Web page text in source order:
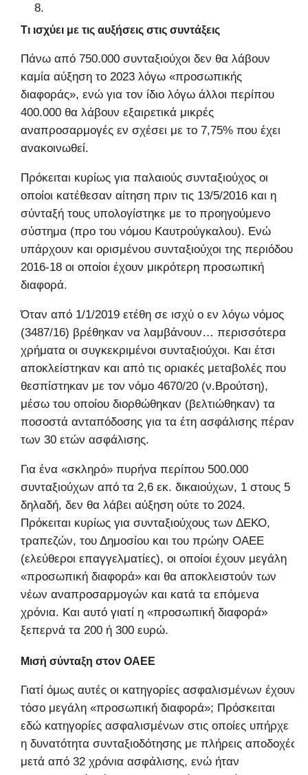
8.
Τι ισχύει με τις αυξήσεις στις συντάξεις
Πάνω από 750.000 συνταξιούχοι δεν θα λάβουν
καμία αύξηση το 2023 λόγω «προσωπικής
διαφοράς», ενώ για τον ίδιο λόγω άλλοι περίπου
400.000 θα λάβουν εξαιρετικά μικρές
αναπροσαρμογές εν σχέσει με το 7,75% που έχει
ανακοινωθεί.
Πρόκειται κυρίως για παλαιούς συνταξιούχος οι
οποίοι κατέθεσαν αίτηση πριν τις 13/5/2016 και η
σύνταξή τους υπολογίστηκε με το προηγούμενο
σύστημα (προ του νόμου Καυτρούγκαλου). Ενώ
υπάρχουν και ορισμένου συνταξιούχοι της περιόδου
2016-18 οι οποίοι έχουν μικρότερη προσωπική
διαφορά.
Όταν από 1/1/2019 ετέθη σε ισχύ ο εν λόγω νόμος
(3487/16) βρέθηκαν να λαμβάνουν… περισσότερα
χρήματα οι συγκεκριμένοι συνταξιούχοι. Και έτσι
αποκλείστηκαν και από τις οριακές μεταβολές που
θεσπίστηκαν με τον νόμο 4670/20 (ν.Βρούτση),
μέσω του οποίου διορθώθηκαν (βελτιώθηκαν) τα
ποσοστά ανταπόδοσης για τα έτη ασφάλισης πέραν
των 30 ετών ασφάλισης.
Για ένα «σκληρό» πυρήνα περίπου 500.000
συνταξιούχων από τα 2,6 εκ. δικαιούχων, 1 στους 5
δηλαδή, δεν θα λάβει αύξηση ούτε το 2024.
Πρόκειται κυρίως για συνταξιούχους των ΔΕΚΟ,
τραπεζών, του Δημοσίου και του πρώην ΟΑΕΕ
(ελεύθεροι επαγγελματίες), οι οποίοι έχουν μεγάλη
«προσωπική διαφορά» και θα αποκλειστούν των
νέων αναπροσαρμογών και κατά τα επόμενα
χρόνια. Και αυτό γιατί η «προσωπική διαφορά»
ξεπερνά τα 200 ή 300 ευρώ.
Μισή σύνταξη στον ΟΑΕΕ
Γιατί όμως αυτές οι κατηγορίες ασφαλισμένων έχουν
τόσο μεγάλη «προσωπική διαφορά»; Πρόσκειται
εδώ κατηγορίες ασφαλισμένων στις οποίες υπήρχε
η δυνατότητα συνταξιοδότησης με πλήρεις αποδοχές
μετά από 32 χρόνια ασφάλισης, ενώ ήταν